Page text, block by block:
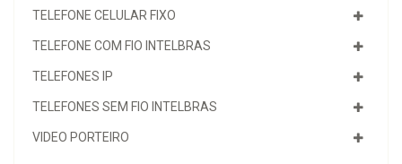
TELEFONE CELULAR FIXO
TELEFONE COM FIO INTELBRAS
TELEFONES IP
TELEFONES SEM FIO INTELBRAS
VIDEO PORTEIRO